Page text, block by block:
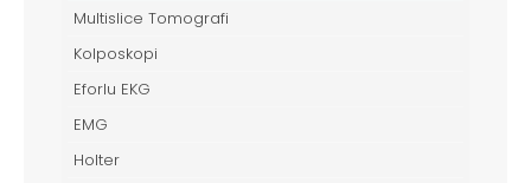
Multislice Tomografi
Kolposkopi
Eforlu EKG
EMG
Holter